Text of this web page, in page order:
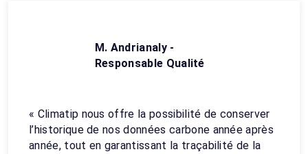
M. Andrianaly -
Responsable Qualité
« Climatip nous offre la possibilité de conserver
l’historique de nos données carbone année après
année, tout en garantissant la traçabilité de la